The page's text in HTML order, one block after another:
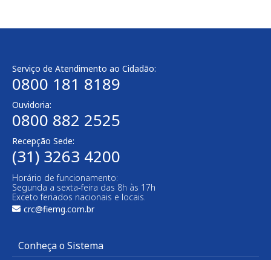
Serviço de Atendimento ao Cidadão:
0800 181 8189
Ouvidoria:
0800 882 2525
Recepção Sede:
(31) 3263 4200
Horário de funcionamento:
Segunda a sexta-feira das 8h às 17h
Exceto feriados nacionais e locais.
crc@fiemg.com.br
Conheça o Sistema